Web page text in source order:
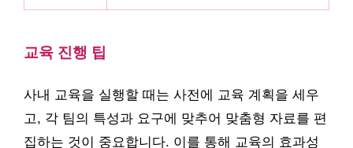
교육 진행 팁
사내 교육을 실행할 때는 사전에 교육 계획을 세우
고, 각 팀의 특성과 요구에 맞추어 맞춤형 자료를 편
집하는 것이 중요합니다. 이를 통해 교육의 효과성